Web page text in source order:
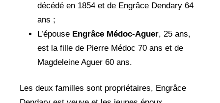
décédé en 1854 et de Engrâce Dendary 64
ans ;
L’épouse Engrâce Médoc-Aguer, 25 ans,
est la fille de Pierre Médoc 70 ans et de
Magdeleine Aguer 60 ans.
Les deux familles sont propriétaires, Engrâce